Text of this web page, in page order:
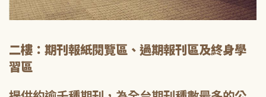
二樓：期刊報紙閱覽區、過期報刊區及終身學
習區